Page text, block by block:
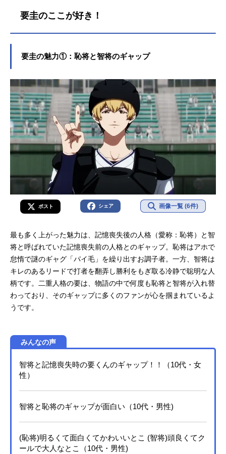
要圭のここが好き！
要圭の魅力①：恥将と智将のギャップ
ポスト シェア 画像一覧 (6件)
最も多く上がった魅力は、記憶喪失後の人格（愛称：恥将）と智
将と呼ばれていた記憶喪失前の人格とのギャップ。恥将はアホで
怠惰で謎のギャグ「パイ毛」を繰り出すお調子者。一方、智将は
キレのあるリードで打者を翻弄し勝利をもぎ取る冷静で聡明な人
柄です。二重人格の要は、物語の中で何度も恥将と智将が入れ替
わっており、そのギャップに多くのファンが心を掴まれているよ
うです。
みんなの声
智将と記憶喪失時の要くんのギャップ！！（10代・女
性）
智将と恥将のギャップが面白い（10代・男性)
(恥将)明るくて面白くてかわいいとこ (智将)頭良くてク
ールで大人なとこ（10代・男性)